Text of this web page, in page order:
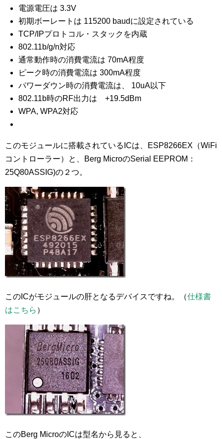
電源電圧は 3.3V
初期ボーレートは 115200 baudに設定されている
TCP/IPプロトコル・スタックを内蔵
802.11b/g/n対応
通常動作時の消費電流は 70mA程度
ピーク時の消費電流は 300mA程度
パワーダウン時の消費電流は、 10uA以下
802.11b時のRF出力は +19.5dBm
WPA, WPA2対応
このモジュールに搭載されているICは、ESP8266EX（WiFi
コントローラー）と、Berg MicroのSerial EEPROM：
25Q80ASSIG)の２つ。
このICがモジュールの肝となるデバイスですね。（仕様書
はこちら ）
このBerg MicroのICは型名から見ると、